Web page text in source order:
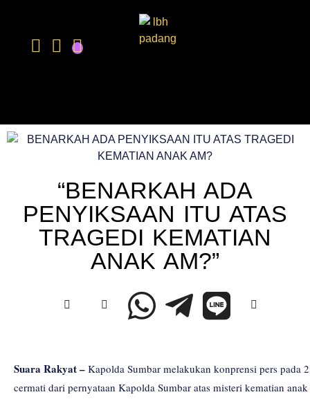
“BENARKAH ADA
PENYIKSAAN ITU ATAS
TRAGEDI KEMATIAN
ANAK AM?”
Suara Rakyat – Kapolda Sumbar melakukan konprensi pers pada
cermati dari pernyataan Kapolda Sumbar atas misteri kematian